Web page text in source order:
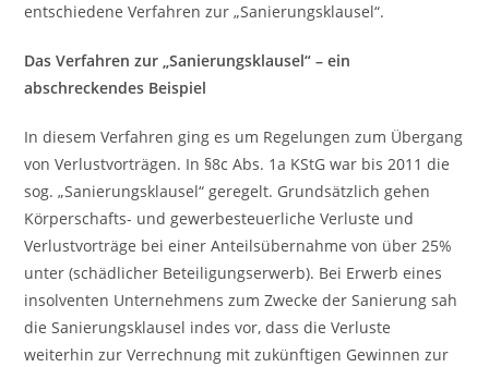
entschiedene Verfahren zur „Sanierungsklausel“.
Das Verfahren zur „Sanierungsklausel“ – ein
abschreckendes Beispiel
In diesem Verfahren ging es um Regelungen zum Übergang
von Verlustvorträgen. In §8c Abs. 1a KStG war bis 2011 die
sog. „Sanierungsklausel“ geregelt. Grundsätzlich gehen
Körperschafts- und gewerbesteuerliche Verluste und
Verlustvorträge bei einer Anteilsübernahme von über 25%
unter (schädlicher Beteiligungserwerb). Bei Erwerb eines
insolventen Unternehmens zum Zwecke der Sanierung sah
die Sanierungsklausel indes vor, dass die Verluste
weiterhin zur Verrechnung mit zukünftigen Gewinnen zur